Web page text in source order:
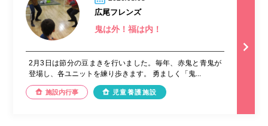
広尾フレンズ
鬼は外！福は内！
2月3日は節分の豆まきを行いました。毎年、赤鬼と青鬼が
登場し、各ユニットを練り歩きます。 勇ましく「鬼...
施設内行事 児童養護施設